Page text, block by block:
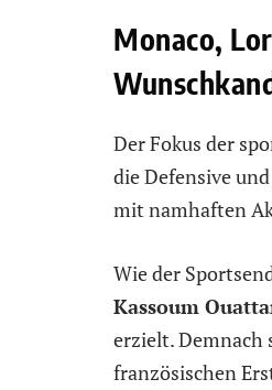
Monaco,
Der Fokus der
die Defensive
mit namhaften
Wie der
Kassoum
erzielt. Demnach
französischen